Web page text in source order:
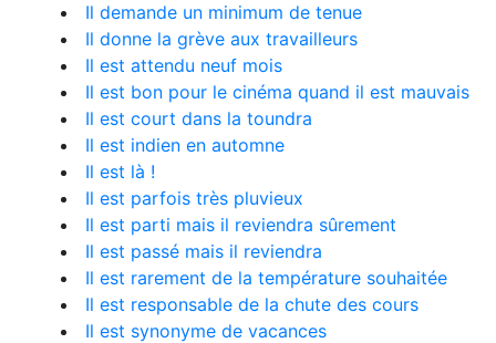
Il demande un minimum de tenue
Il donne la grève aux travailleurs
Il est attendu neuf mois
Il est bon pour le cinéma quand il est mauvais
Il est court dans la toundra
Il est indien en automne
Il est là !
Il est parfois très pluvieux
Il est parti mais il reviendra sûrement
Il est passé mais il reviendra
Il est rarement de la température souhaitée
Il est responsable de la chute des cours
Il est synonyme de vacances